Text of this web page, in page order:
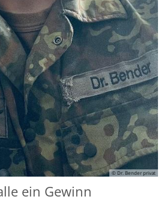
© Dr. Bender privat
ein Gewinn